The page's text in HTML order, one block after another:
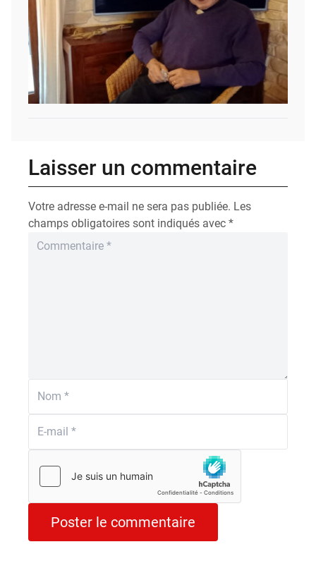
Laisser un commentaire
Votre adresse e-mail ne sera pas publiée. Les
champs obligatoires sont indiqués avec *